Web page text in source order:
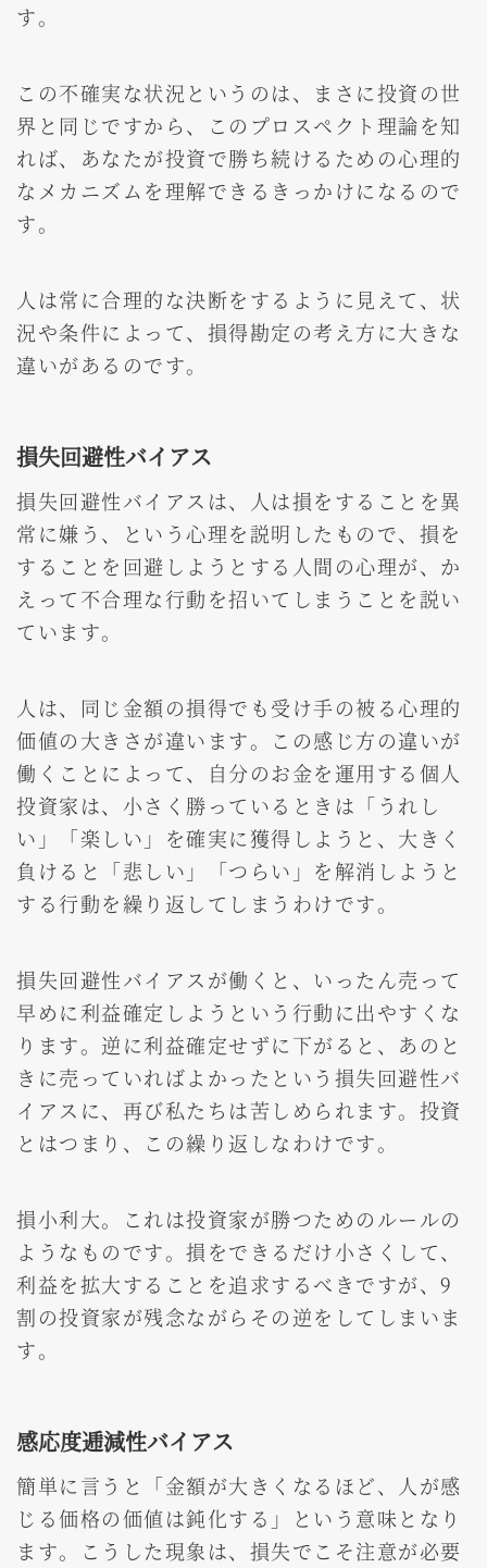
す。
この不確実な状況というのは、まさに投資の世
界と同じですから、このプロスペクト理論を知
れば、あなたが投資で勝ち続けるための心理的
なメカニズムを理解できるきっかけになるので
す。
人は常に合理的な決断をするように見えて、状
況や条件によって、損得勘定の考え方に大きな
違いがあるのです。
損失回避性バイアス
損失回避性バイアスは、人は損をすることを異
常に嫌う、という心理を説明したもので、損を
することを回避しようとする人間の心理が、か
えって不合理な行動を招いてしまうことを説い
ています。
人は、同じ金額の損得でも受け手の被る心理的
価値の大きさが違います。この感じ方の違いが
働くことによって、自分のお金を運用する個人
投資家は、小さく勝っているときは「うれし
い」「楽しい」を確実に獲得しようと、大きく
負けると「悲しい」「つらい」を解消しようと
する行動を繰り返してしまうわけです。
損失回避性バイアスが働くと、いったん売って
早めに利益確定しようという行動に出やすくな
ります。逆に利益確定せずに下がると、あのと
きに売っていればよかったという損失回避性バ
イアスに、再び私たちは苦しめられます。投資
とはつまり、この繰り返しなわけです。
損小利大。これは投資家が勝つためのルールの
ようなものです。損をできるだけ小さくして、
利益を拡大することを追求するべきですが、9
割の投資家が残念ながらその逆をしてしまいま
す。
感応度逓減性バイアス
簡単に言うと「金額が大きくなるほど、人が感
じる価格の価値は鈍化する」という意味となり
ます。こうした現象は、損失でこそ注意が必要